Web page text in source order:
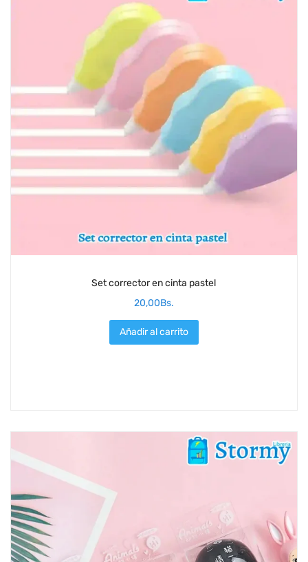
Set corrector en cinta pastel
20,00Bs.
Añadir al carrito